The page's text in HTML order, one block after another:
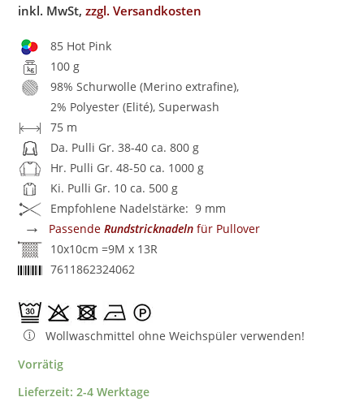
inkl. MwSt,zzgl. Versandkosten
85 Hot Pink
100 g
98% Schurwolle (Merino extrafine),
2% Polyester (Elité), Superwash
75 m
Da. Pulli Gr. 38-40 ca. 800 g
Hr. Pulli Gr. 48-50 ca. 1000 g
Ki. Pulli Gr. 10 ca. 500 g
Empfohlene Nadelstärke: 9 mm
→ PassendeRundstricknadeln für Pullover
10x10cm =9M x 13R
7611862324062
Wollwaschmittel ohne Weichspüler verwenden!
Vorrätig
Lieferzeit:2-4 Werktage